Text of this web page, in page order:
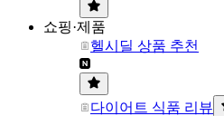
쇼핑·제품
헬시딜 상품 추천
다이어트 식품 리뷰